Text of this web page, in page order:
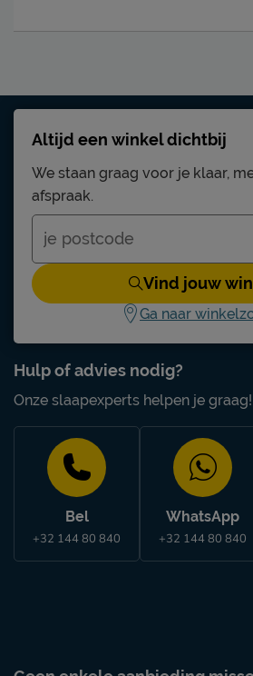
Hulp of advies nodig?
Onze slaapexperts helpen je graag!
Bel
+32 144 80 840
WhatsApp
+32 144 80 840
Altijd een winkel dichtbij
We staan graag voor je klaar,
afspraak.
Vind jouw
Ga naar